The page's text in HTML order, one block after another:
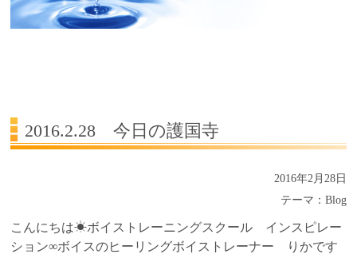
歌うことの効果
2016.2.28 今日の護国寺
2016年2月28日
テーマ： Blog
こんにちは☀ボイストレーニングスクール インスピレー
ション∞ボイスのヒーリングボイストレーナー りかです